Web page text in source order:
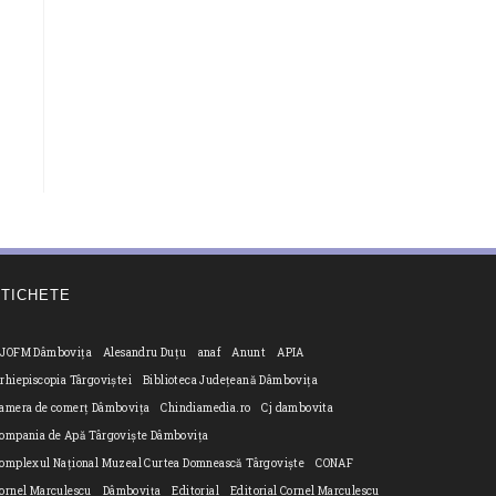
Dâmbovița Alesandru Duțu anaf Anunt
APIA
Târgoviștei
Biblioteca Județeană Dâmbovița
de comerț Dâmbovița
Chindiamedia.ro
Cj dambovita
de Apă Târgoviște Dâmbovița
Național Muzeal Curtea Domnească Târgoviște
CONAF
Marculescu
Dâmbovița Editorial Editorial Cornel Marculescu